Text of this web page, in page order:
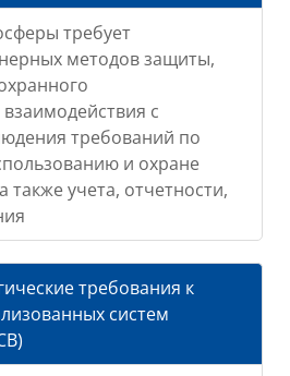
требует
методов защиты,
с
требований по
и охране
также учета, отчетности,
требования к
систем